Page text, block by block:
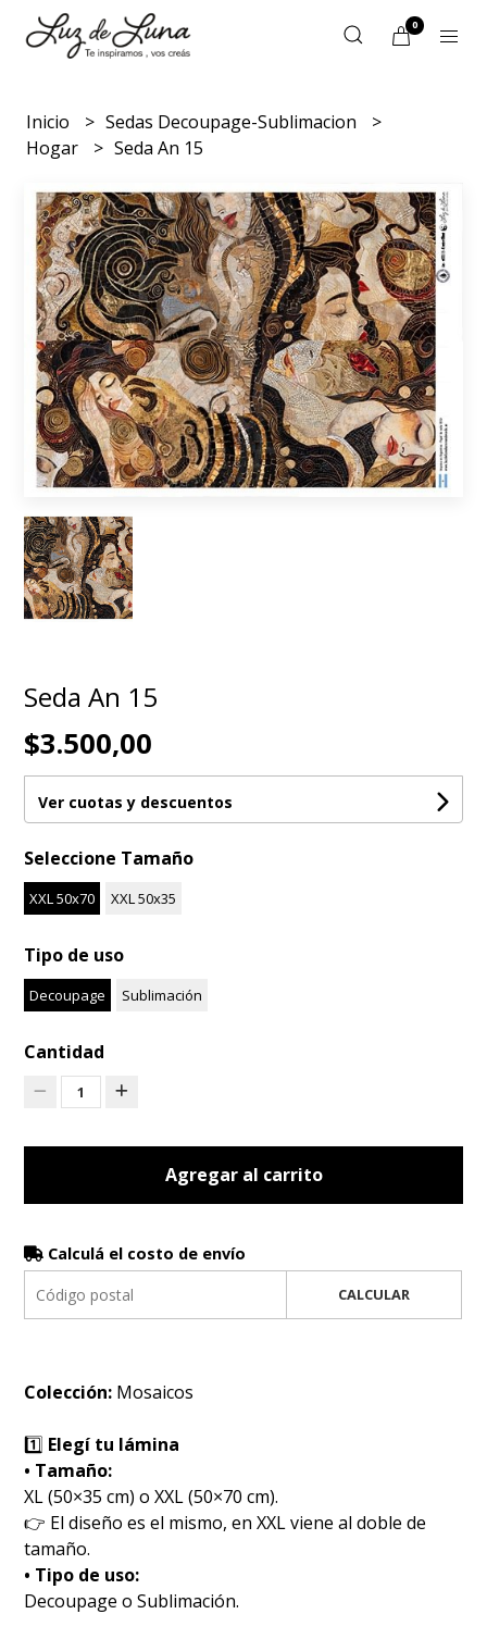
0
Inicio
Sedas Decoupage-Sublimacion
Hogar
Seda An 15
Seda An 15
$3.500,00
Ver cuotas y descuentos
Seleccione Tamaño
XXL 50x70 XXL 50x35
Tipo de uso
Decoupage Sublimación
Cantidad
1
Agregar al carrito
Calculá el costo de envío
CALCULAR
Colección: Mosaicos
1️⃣ Elegí tu lámina
• Tamaño:
XL (50×35 cm) o XXL (50×70 cm).
👉 El diseño es el mismo, en XXL viene al doble de
tamaño.
• Tipo de uso:
Decoupage o Sublimación.